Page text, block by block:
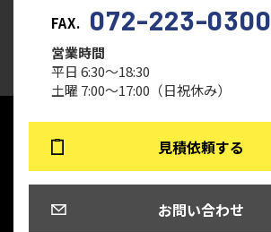
FAX. 072-223-0300
営業時間
平日 6:30～18:30
土曜 7:00～17:00（日祝休み）
見積依頼する
お問い合わせ